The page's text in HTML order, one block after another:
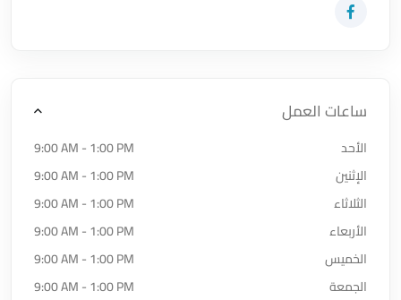
زيارة حساب المتجر على Facebook-f
ساعات العمل
الأحد
9:00 AM - 1:00 PM
الإثنين
9:00 AM - 1:00 PM
الثلاثاء
9:00 AM - 1:00 PM
الأربعاء
9:00 AM - 1:00 PM
الخميس
9:00 AM - 1:00 PM
الجمعة
9:00 AM - 1:00 PM